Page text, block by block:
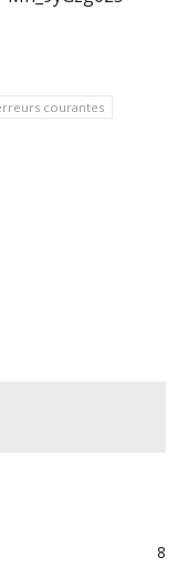
courantes
8